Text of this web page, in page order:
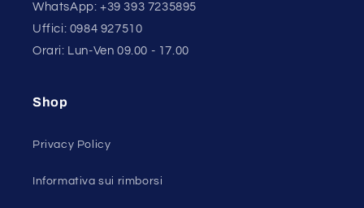
WhatsApp: +39 393 7235895
Uffici: 0984 927510
Orari: Lun-Ven 09.00 - 17.00
Shop
Privacy Policy
Informativa sui rimborsi